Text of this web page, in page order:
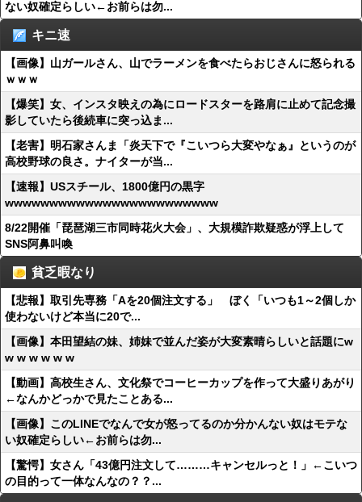
ない奴確定らしい←お前らは勿...
キニ速
【画像】山ガールさん、山でラーメンを食べたらおじさんに怒られる
ｗｗｗ
【爆笑】女、インスタ映えの為にロードスターを路肩に止めて記念撮
影していたら後続車に突っ込ま...
【老害】明石家さんま「炎天下で『こいつら大変やなぁ』というのが
高校野球の良さ。ナイターが当...
【速報】USスチール、1800億円の黒字
wwwwwwwwwwwwwwwwwwwwwwww
8/22開催「琵琶湖三市同時花火大会」、大規模詐欺疑惑が浮上して
SNS阿鼻叫喚
貧乏暇なり
【悲報】取引先専務「Aを20個注文する」 ぼく「いつも1～2個しか
使わないけど本当に20で...
【画像】本田望結の妹、姉妹で並んだ姿が大変素晴らしいと話題にw
w w w w w w
【動画】高校生さん、文化祭でコーヒーカップを作って大盛りあがり
←なんかどっかで見たことある...
【画像】このLINEでなんで女が怒ってるのか分かんない奴はモテな
い奴確定らしい←お前らは勿...
【驚愕】女さん「43億円注文して………キャンセルっと！」←こいつ
の目的って一体なんなの？？...